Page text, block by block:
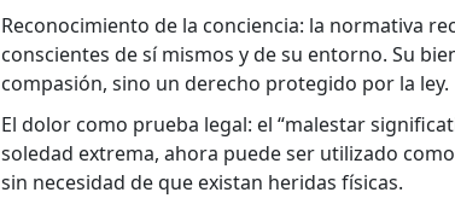
Reconocimiento de la conciencia: la normativa
conscientes de sí mismos y de su entorno. Su
compasión, sino un derecho protegido por la ley.
El dolor como prueba legal: el “malestar
soledad extrema, ahora puede ser utilizado
sin necesidad de que existan heridas físicas.